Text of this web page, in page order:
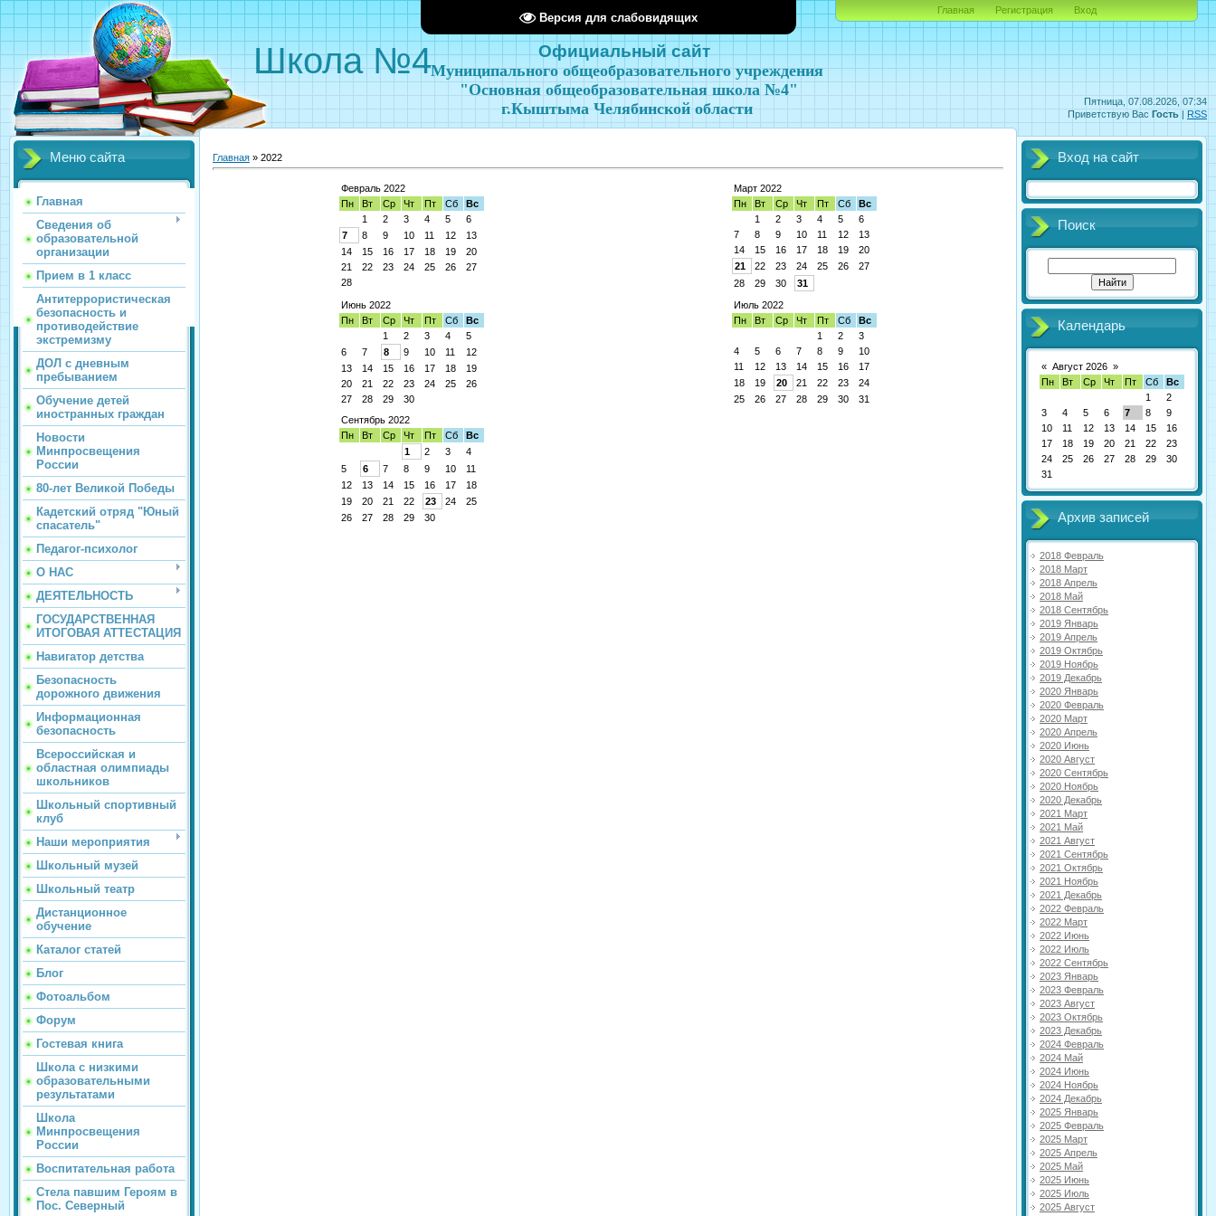
Версия для слабовидящих
Пятница, 07.08.2026, 07:34
Приветствую Вас Гость | RSS
Школа №4 Официальный сайт
Муниципального общеобразовательного учреждения
"Основная общеобразовательная школа №4"
г.Кыштыма Челябинской области
Главная Регистрация Вход
Меню сайта
Главная
Сведения об
образовательной
организации
Прием в 1 класс
Антитеррористическая
безопасность и
противодействие
экстремизму
ДОЛ с дневным
пребыванием
Обучение детей
иностранных граждан
Новости
Минпросвещения
России
80-лет Великой Победы
Кадетский отряд "Юный
спасатель"
Педагог-психолог
О НАС
ДЕЯТЕЛЬНОСТЬ
ГОСУДАРСТВЕННАЯ
ИТОГОВАЯ АТТЕСТАЦИЯ
Навигатор детства
Безопасность
дорожного движения
Информационная
безопасность
Всероссийская и
областная олимпиады
школьников
Школьный спортивный
клуб
Наши мероприятия
Школьный музей
Школьный театр
Дистанционное
обучение
Каталог статей
Блог
Фотоальбом
Форум
Гостевая книга
Школа с низкими
образовательными
результатами
Школа
Минпросвещения
России
Воспитательная работа
Стела павшим Героям в
Пос. Северный
Главная » 2022
Февраль 2022
Пн
Вт Ср Чт Пт Сб
Вс
1
2 3 4 5
6
7
8 9 10 11 12
13
14
15 16 17 18 19
20
21
22 23 24 25 26
27
28
Март 2022
Пн
Вт Ср Чт Пт Сб
Вс
1
2 3 4 5
6
7
8 9 10 11 12
13
14
15 16 17 18 19
20
21
22 23 24 25 26
27
28
29 30
31
Июнь 2022
Пн
Вт Ср Чт Пт Сб
Вс
1
2 3 4
5
6
7 8 9 10 11
12
13
14 15 16 17 18
19
20
21 22 23 24 25
26
27
28 29 30
Июль 2022
Пн
Вт Ср Чт Пт Сб
Вс
1
2
3
4
5 6 7 8 9
10
11
12 13 14 15 16
17
18
19 20 21 22 23
24
25
26 27 28 29 30
31
Сентябрь 2022
Пн
Вт Ср Чт Пт Сб
Вс
1
2 3
4
5
6 7 8 9 10
11
12
13 14 15 16 17
18
19
20 21 22 23 24
25
26
27 28 29 30
Вход на сайт
Поиск
Календарь
« Август 2026 »
Пн
Вт Ср Чт Пт Сб
Вс
1
2
3
4 5 6 7 8
9
10
11 12 13 14 15
16
17
18 19 20 21 22
23
24
25 26 27 28 29
30
31
Архив записей
2018 Февраль
2018 Март
2018 Апрель
2018 Май
2018 Сентябрь
2019 Январь
2019 Апрель
2019 Октябрь
2019 Ноябрь
2019 Декабрь
2020 Январь
2020 Февраль
2020 Март
2020 Апрель
2020 Июнь
2020 Август
2020 Сентябрь
2020 Ноябрь
2020 Декабрь
2021 Март
2021 Май
2021 Август
2021 Сентябрь
2021 Октябрь
2021 Ноябрь
2021 Декабрь
2022 Февраль
2022 Март
2022 Июнь
2022 Июль
2022 Сентябрь
2023 Январь
2023 Февраль
2023 Август
2023 Октябрь
2023 Декабрь
2024 Февраль
2024 Май
2024 Июнь
2024 Ноябрь
2024 Декабрь
2025 Январь
2025 Февраль
2025 Март
2025 Апрель
2025 Май
2025 Июнь
2025 Июль
2025 Август